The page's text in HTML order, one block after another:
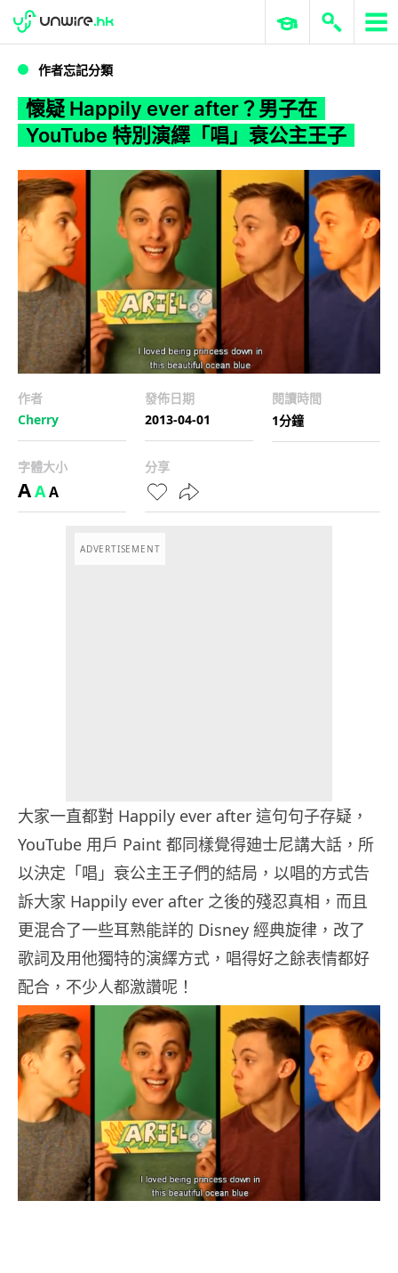
WWDC 2026 ERP 與商業 AI
作者忘記分類
懷疑 Happily ever after？男子在
YouTube 特別演繹「唱」衰公主王子
作者
Cherry
發佈日期
2013-04-01
閱讀時間
1分鐘
字體大小
AAA
分享
ADVERTISEMENT
大家一直都對 Happily ever after 這句句子存疑，
YouTube 用戶 Paint 都同樣覺得廸士尼講大話，所
以決定「唱」衰公主王子們的結局，以唱的方式告
訴大家 Happily ever after 之後的殘忍真相，而且
更混合了一些耳熟能詳的 Disney 經典旋律，改了
歌詞及用他獨特的演繹方式，唱得好之餘表情都好
配合，不少人都激讚呢！